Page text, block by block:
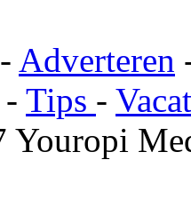
- Adverteren
- Tips -
Youropi